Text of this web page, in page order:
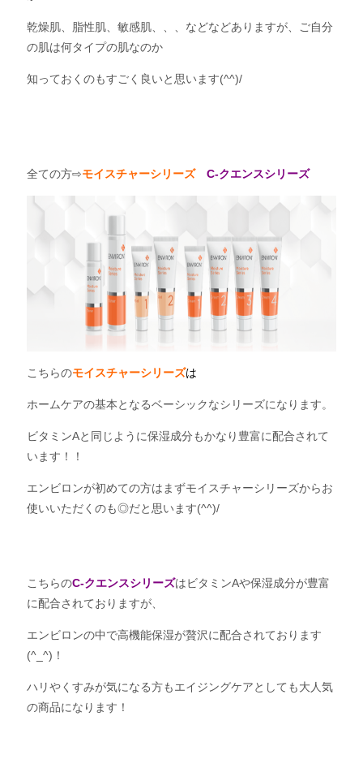
乾燥肌、脂性肌、敏感肌、、、などなどありますが、ご自分
の肌は何タイプの肌なのか
知っておくのもすごく良いと思います(^^)/
全ての方⇨モイスチャーシリーズC-クエンスシリーズ
こちらのモイスチャーシリーズは
ホームケアの基本となるベーシックなシリーズになります。
ビタミンAと同じように保湿成分もかなり豊富に配合されて
います！！
エンビロンが初めての方はまずモイスチャーシリーズからお
使いいただくのも◎だと思います(^^)/
こちらのC-クエンスシリーズはビタミンAや保湿成分が豊富
に配合されておりますが、
エンビロンの中で高機能保湿が贅沢に配合されております
(^_^)！
ハリやくすみが気になる方もエイジングケアとしても大人気
の商品になります！